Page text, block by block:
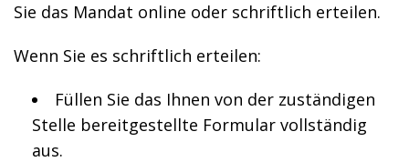
Sie das Mandat online oder schriftlich erteilen.
Wenn Sie es schriftlich erteilen:
Füllen Sie das Ihnen von der zuständigen
Stelle bereitgestellte Formular vollständig
aus.